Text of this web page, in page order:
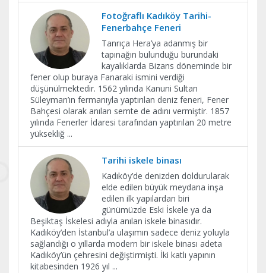
Fotoğraflı Kadıköy Tarihi-
Fenerbahçe Feneri
Tanrıça Hera’ya adanmış bir
tapınağın bulunduğu burundaki
kayalıklarda Bizans döneminde bir
fener olup buraya Fanaraki ismini verdiği
düşünülmektedir. 1562 yılında Kanuni Sultan
Süleyman’ın fermanıyla yaptırılan deniz feneri, Fener
Bahçesi olarak anılan semte de adını vermiştir. 1857
yılında Fenerler İdaresi tarafından yaptırılan 20 metre
yüksekliğ ...
Tarihi iskele binası
Kadıköy’de denizden doldurularak
elde edilen büyük meydana inşa
edilen ilk yapılardan biri
günümüzde Eski İskele ya da
Beşiktaş İskelesi adıyla anılan iskele binasıdır.
Kadıköy’den İstanbul’a ulaşımın sadece deniz yoluyla
sağlandığı o yıllarda modern bir iskele binası adeta
Kadıköy’ün çehresini değiştirmişti. İki katlı yapının
kitabesinden 1926 yıl ...